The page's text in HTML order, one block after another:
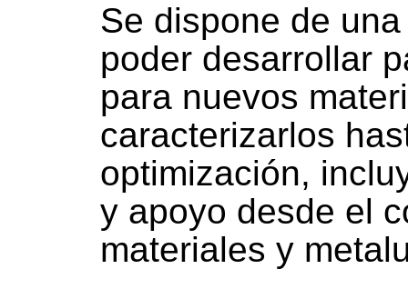
Se dispone de
poder desarrollar
para nuevos
caracterizarlos
optimización,
y apoyo desde el
materiales y